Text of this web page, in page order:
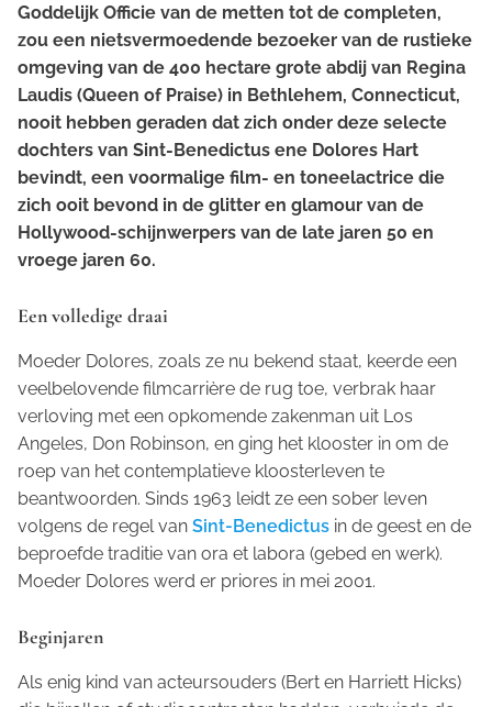
Goddelijk Officie van de metten tot de completen,
zou een nietsvermoedende bezoeker van de rustieke
omgeving van de 400 hectare grote abdij van Regina
Laudis (Queen of Praise) in Bethlehem, Connecticut,
nooit hebben geraden dat zich onder deze selecte
dochters van Sint-Benedictus ene Dolores Hart
bevindt, een voormalige film- en toneelactrice die
zich ooit bevond in de glitter en glamour van de
Hollywood-schijnwerpers van de late jaren 50 en
vroege jaren 60.
Een volledige draai
Moeder Dolores, zoals ze nu bekend staat, keerde een
veelbelovende filmcarrière de rug toe, verbrak haar
verloving met een opkomende zakenman uit Los
Angeles, Don Robinson, en ging het klooster in om de
roep van het contemplatieve kloosterleven te
beantwoorden. Sinds 1963 leidt ze een sober leven
volgens de regel van Sint-Benedictus in de geest en de
beproefde traditie van ora et labora (gebed en werk).
Moeder Dolores werd er priores in mei 2001.
Beginjaren
Als enig kind van acteursouders (Bert en Harriett Hicks)